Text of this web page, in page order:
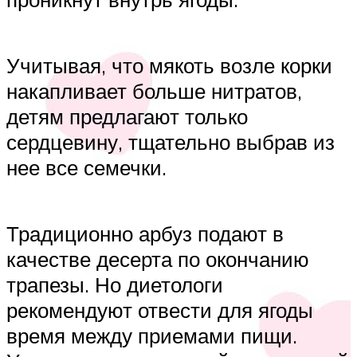
Учитывая, что мякоть возле корки
накапливает больше нитратов,
детям предлагают только
сердцевину, тщательно выбрав из
нее все семечки.
Традиционно арбуз подают в
качестве десерта по окончанию
трапезы. Но диетологи
рекомендуют отвести для ягоды
время между приемами пищи.